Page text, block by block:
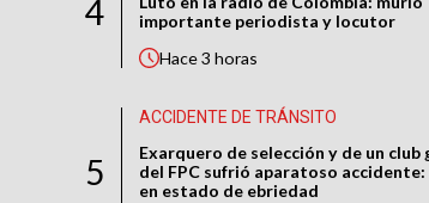
4
importante periodista y locutor
Hace3 horas
5
ACCIDENTE DE TRÁNSITO
Exarquero de selección y de un club
del FPC sufrió aparatoso accidente:
en estado de ebriedad